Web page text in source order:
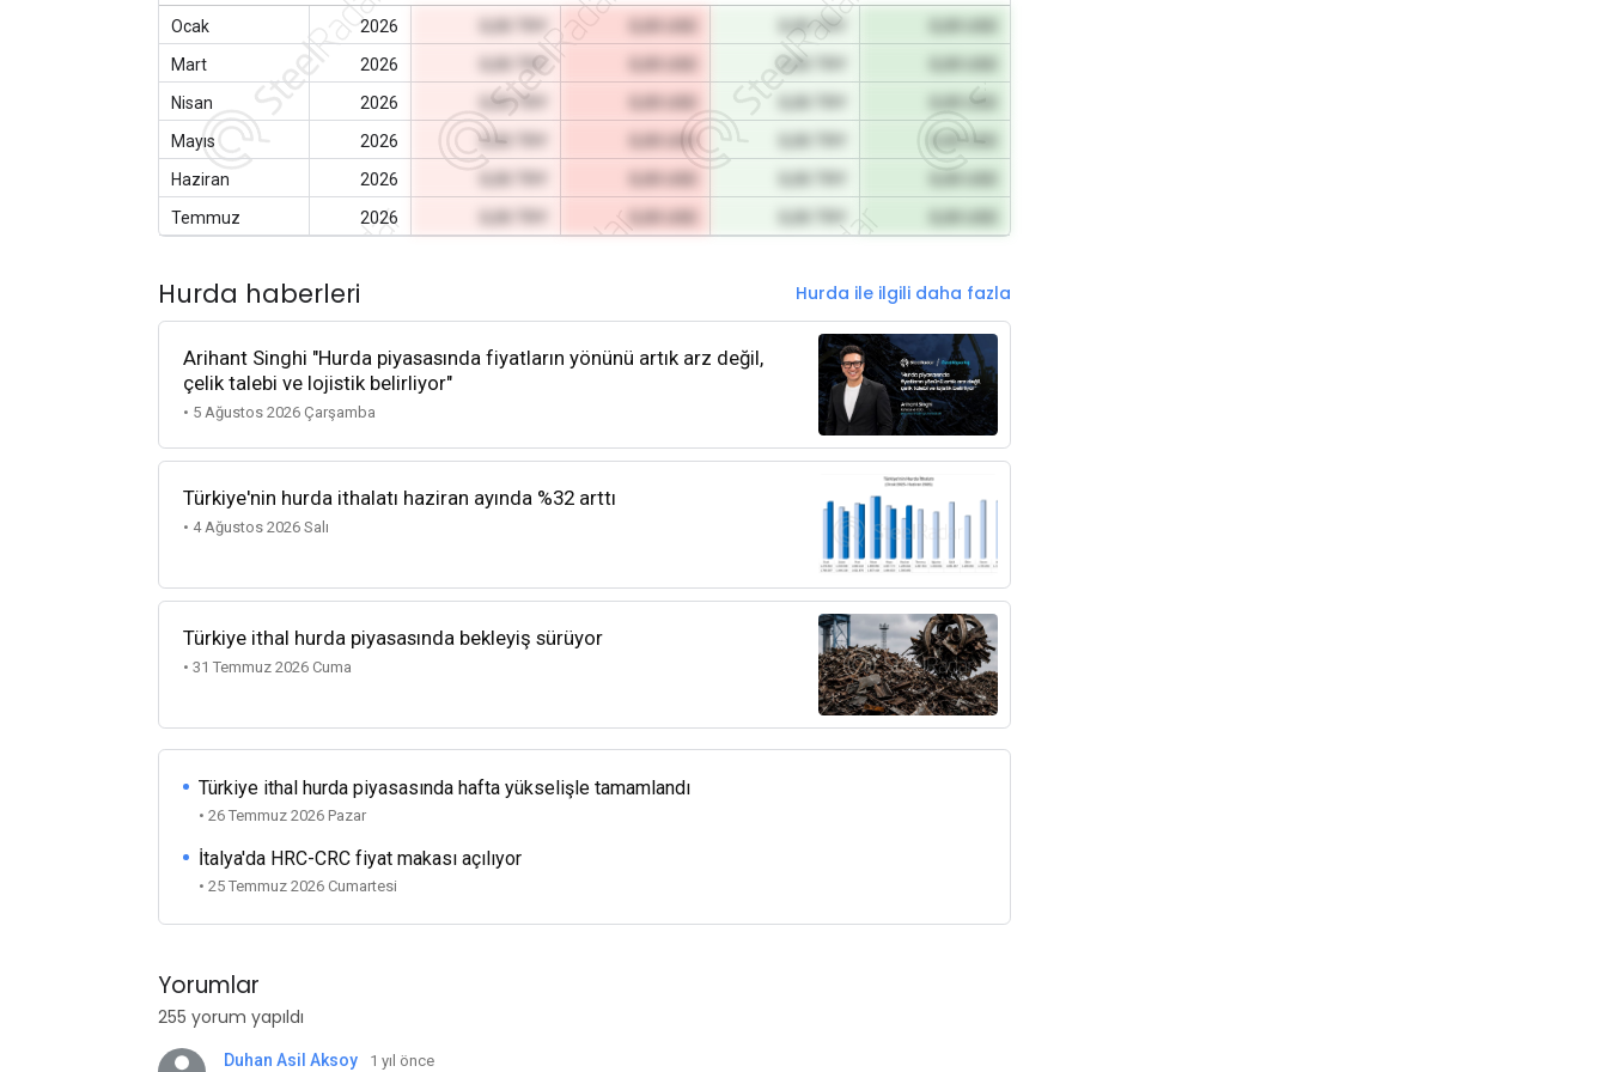
Ocak 2026 0,00 TRY
Mart
2026 0,00 TRY 0,00 TRY
Nisan
2026 0,00 TRY
0,00 USD
Mayıs
2026 0,00 TRY
0,00 USD
Haziran
2026
Temmuz
2026
Hurda haberleri Hurda ile ilgili daha fazla
Arihant Singhi "Hurda piyasasında fiyatların yönünü artık arz değil,
çelik talebi ve lojistik belirliyor"
• 5 Ağustos 2026 Çarşamba
Türkiye'nin hurda ithalatı haziran ayında %32 arttı
• 4 Ağustos 2026 Salı
Türkiye ithal hurda piyasasında bekleyiş sürüyor
• 31 Temmuz 2026 Cuma
Türkiye ithal hurda piyasasında hafta yükselişle tamamlandı
• 26 Temmuz 2026 Pazar
İtalya'da HRC-CRC fiyat makası açılıyor
• 25 Temmuz 2026 Cumartesi
Yorumlar
255 yorum yapıldı
Duhan Asil Aksoy 1 yıl önce